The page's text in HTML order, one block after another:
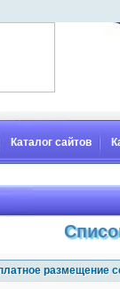
Каталог сайтов
размещение